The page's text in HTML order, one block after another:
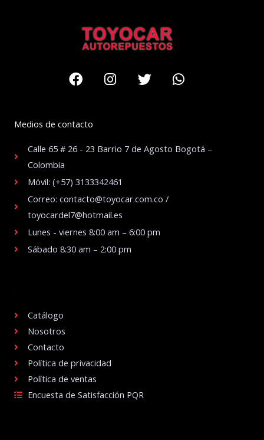
FacebookInstagram
TwitterWhatsapp
Medios de contacto
Calle 65 # 26 - 23 Barrio 7 de Agosto Bogotá –
Colombia
Móvil: (+57) 3133342461
Correo: contacto@toyocar.com.co /
toyocardel7@hotmail.es
Lunes - viernes 8:00 am – 6:00 pm
Sábado 8:30 am – 2:00 pm
Catálogo
Nosotros
Contacto
Política de privacidad
Política de ventas
Encuesta de Satisfacción PQR